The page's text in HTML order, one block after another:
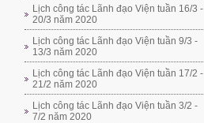
Lịch công tác Lãnh đạo Viện tuần 16/3 -
20/3 năm 2020
Lịch công tác Lãnh đạo Viện tuần 9/3 -
13/3 năm 2020
Lịch công tác Lãnh đạo Viện tuần 17/2 -
21/2 năm 2020
Lịch công tác Lãnh đạo Viện tuần 3/2 -
7/2 năm 2020